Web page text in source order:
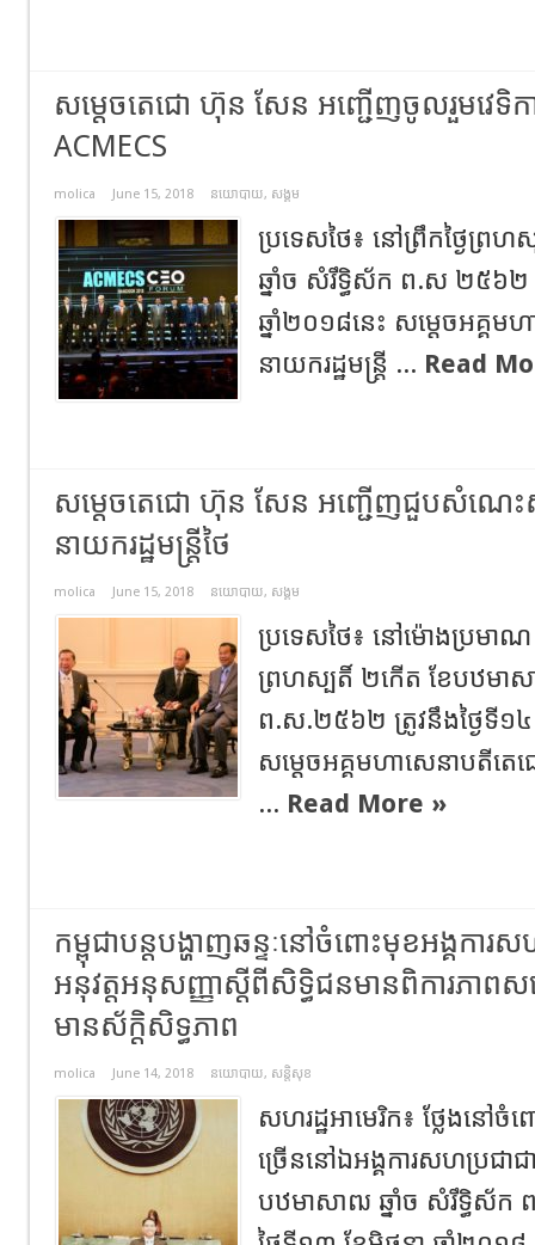
សម្តេចតេជោ ហ៊ុន សែន អញ្ជើញចូលរួមវេទិក
ACMECS
molica June 15, 2018 នយោបាយ, សង្គម
ប្រទេសថៃ៖ នៅព្រឹកថ្ងៃព្រ
ឆ្នាំច សំរឹទ្ធិស័ក ព.ស ២៥៦២
ឆ្នាំ២០១៨នេះ សម្ដេចអគ្គ
នាយករដ្ឋមន្ត្រី ... Read
សម្ដេចតេជោ ហ៊ុន សែន អញ្ជើញជួបសំណ
នាយករដ្ឋមន្រ្តីថៃ
molica June 15, 2018 នយោបាយ, សង្គម
ប្រទេសថៃ៖ នៅម៉ោងប្រមាណ
ព្រហស្បតិ៍ ២កើត ខែបឋមាស
ព.ស.២៥៦២ ត្រូវនឹងថ្ងៃទី១៤
សម្ដេចអគ្គមហាសេនាបតីតេ
... Read More »
កម្ពុជាបន្តបង្ហាញឆន្ទៈនៅចំពោះមុខអង្គការស
អនុវត្តអនុសញ្ញាស្តីពីសិទ្ធិជនមានពិការភាពស
មានស័ក្តិសិទ្ធភាព
molica June 14, 2018 នយោបាយ, សន្តិសុខ
សហរដ្ឋអាមេរិក៖ ថ្លែងនៅចំ
ច្រើននៅឯអង្គការសហប្រជាជ
បឋមាសាឍ ឆ្នាំច សំរឹទ្ធិស័